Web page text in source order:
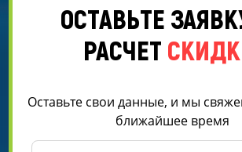
ОСТАВЬТЕ
РАСЧЕТ
Оставьте свои данные, и мы
ближайшее время